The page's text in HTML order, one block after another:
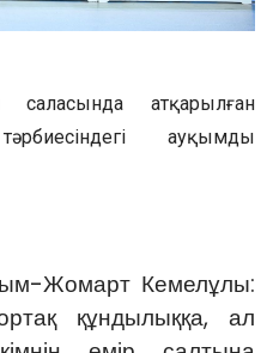
атқарылған
ауқымды
Жомарт Кемелұлы:
құндылыққа, ал